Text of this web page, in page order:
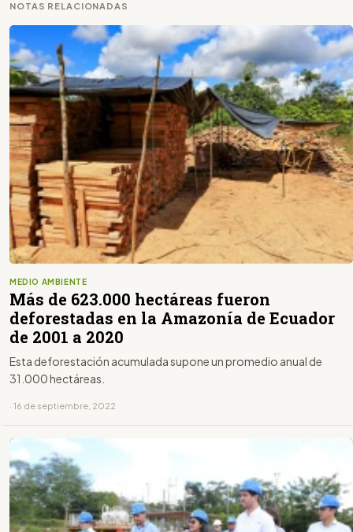
NOTAS RELACIONADAS
MEDIO AMBIENTE
Más de 623.000 hectáreas fueron
deforestadas en la Amazonía de Ecuador
de 2001 a 2020
Esta deforestación acumulada supone un promedio anual de
31.000 hectáreas.
· 16 de septiembre, 2022